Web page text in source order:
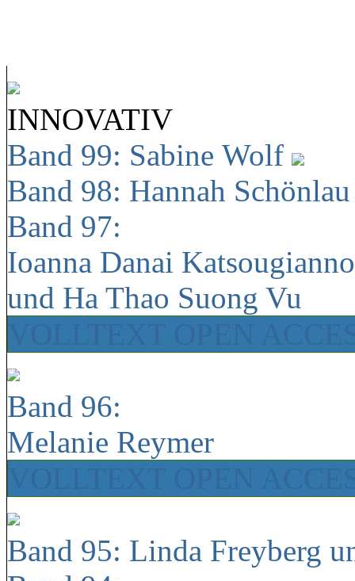
INNOVATIV
Band 99: Sabine Wolf
Band 98: Hannah
Band 97:
Ioanna Danai
und Ha Thao Suong Vu
Band 96:
Melanie Reymer
Band 95: Linda Freyberg